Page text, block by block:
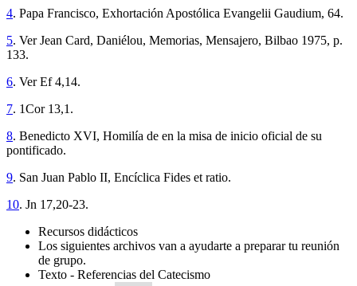
4. Papa Francisco, Exhortación Apostólica Evangelii Gaudium, 64.
5. Ver Jean Card, Daniélou, Memorias, Mensajero, Bilbao 1975, p.
133.
6. Ver Ef 4,14.
7. 1Cor 13,1.
8. Benedicto XVI, Homilía de en la misa de inicio oficial de su
pontificado.
9. San Juan Pablo II, Encíclica Fides et ratio.
10. Jn 17,20-23.
Recursos didácticos
Los siguientes archivos van a ayudarte a preparar tu reunión
de grupo.
Texto - Referencias del Catecismo